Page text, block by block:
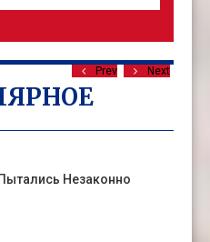
Prev Next
Незаконно